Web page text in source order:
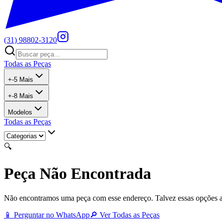
(31) 98802-3120
Todas as Peças
+-5 Mais
+-8 Mais
Modelos
Todas as Peças
🔍
Peça Não Encontrada
Não encontramos uma peça com esse endereço. Talvez essas opções
📱 Perguntar no WhatsApp🔎 Ver Todas as Peças